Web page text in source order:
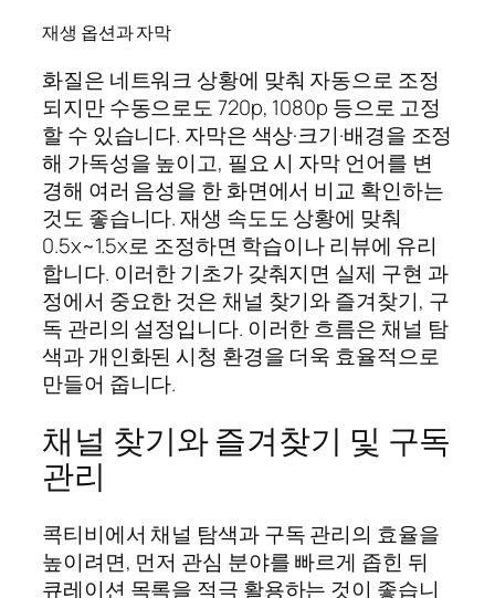
재생 옵션과 자막
화질은 네트워크 상황에 맞춰 자동으로 조정
되지만 수동으로도 720p, 1080p 등으로 고정
할 수 있습니다. 자막은 색상·크기·배경을 조정
해 가독성을 높이고, 필요 시 자막 언어를 변
경해 여러 음성을 한 화면에서 비교 확인하는
것도 좋습니다. 재생 속도도 상황에 맞춰
0.5x~1.5x로 조정하면 학습이나 리뷰에 유리
합니다. 이러한 기초가 갖춰지면 실제 구현 과
정에서 중요한 것은 채널 찾기와 즐겨찾기, 구
독 관리의 설정입니다. 이러한 흐름은 채널 탐
색과 개인화된 시청 환경을 더욱 효율적으로
만들어 줍니다.
채널 찾기와 즐겨찾기 및 구독
관리
콕티비에서 채널 탐색과 구독 관리의 효율을
높이려면, 먼저 관심 분야를 빠르게 좁힌 뒤
큐레이션 목록을 적극 활용하는 것이 좋습니